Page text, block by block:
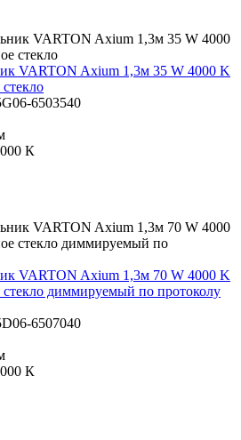
VARTON Axium 1,3м 35 W 4000 K
стекло
6503540
К
VARTON Axium 1,3м 70 W 4000 K
стекло диммируемый по протоколу
6507040
К